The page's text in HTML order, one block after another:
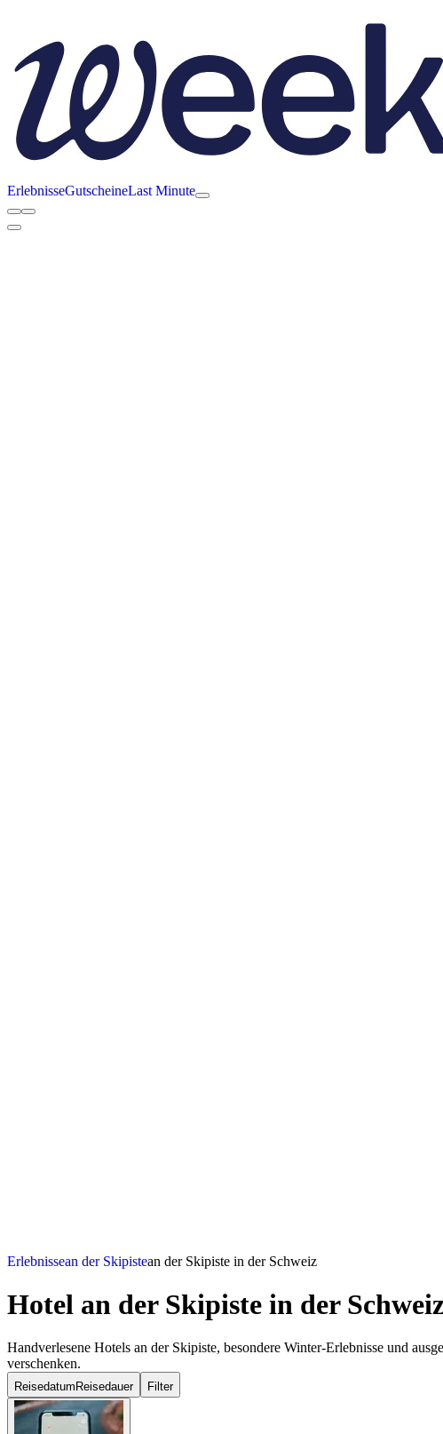
ErlebnisseGutscheineLast Minute
Erlebnissean der Skipistean der Skipiste in der Schweiz
Hotel an der Skipiste in der
Handverlesene Hotels an der Skipiste, besondere Winter-Erlebnisse und
verschenken.
Reisedatum Reisedauer Filter